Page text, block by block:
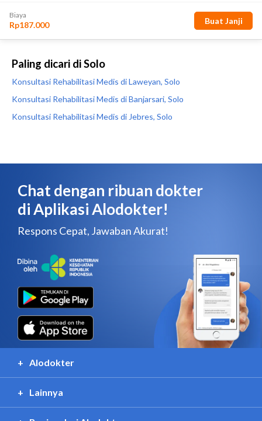
Paling dicari di Solo
Konsultasi Rehabilitasi Medis di Laweyan, Solo
Konsultasi Rehabilitasi Medis di Banjarsari, Solo
Konsultasi Rehabilitasi Medis di Jebres, Solo